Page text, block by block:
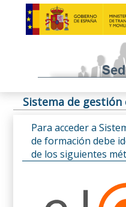
Sistema de
Para acceder a
de formación debe
de los siguientes